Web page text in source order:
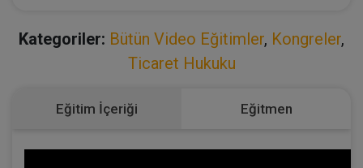
Kategoriler: Bütün Video Eğitimler, Kongreler,
Ticaret Hukuku
Eğitim İçeriği Eğitmen